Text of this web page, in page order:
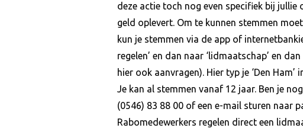
deze actie toch nog even specifiek bij
geld oplevert. Om te kunnen stemmen
kun je stemmen via de app of
regelen’ en dan naar ‘lidmaatschap’ en
hier ook aanvragen). Hier typ je ‘Den
Je kan al stemmen vanaf 12 jaar. Ben je
(0546) 83 88 00 of een e-mail sturen naar
Rabomedewerkers regelen direct een